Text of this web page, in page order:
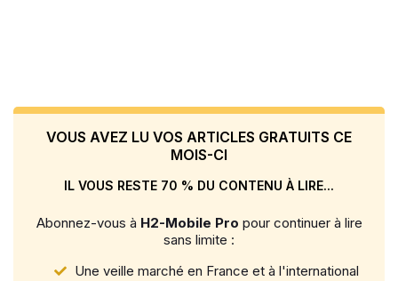
VOUS AVEZ LU VOS ARTICLES GRATUITS CE
MOIS-CI
IL VOUS RESTE 70 % DU CONTENU À LIRE...
Abonnez-vous à H2-Mobile Pro pour continuer à lire
sans limite :
Une veille marché en France et à l'international